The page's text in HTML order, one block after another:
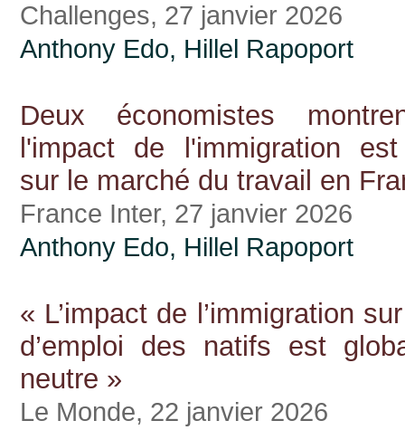
Challenges, 27 janvier 2026
Anthony Edo, Hillel Rapoport
Deux économistes
l'impact de l'immigration
sur le marché du travail en
France Inter, 27 janvier 2026
Anthony Edo, Hillel Rapoport
« L’impact de l’immigration
d’emploi des natifs est
neutre »
Le Monde, 22 janvier 2026